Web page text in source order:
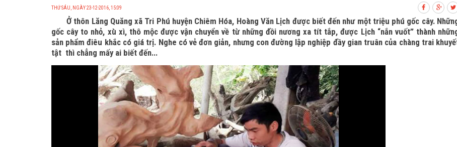
THỨ SÁU, NGÀY 23-12-2016, 15:09
Ở thôn Lăng Quăng xã Tri Phú huyện Chiêm Hóa, Hoàng Văn Lịch được biết đến như một triệu phú gốc cây.
gốc cây to nhỏ, xù xì, thô mộc được vận chuyển về từ những đồi nương xa tít tắp, được Lịch “nắn vuốt” thành
sản phẩm điêu khắc có giá trị. Nghe có vẻ đơn giản, nhưng con đường lập nghiệp đầy gian truân của chàng trai
tật thì chẳng mấy ai biết đến...